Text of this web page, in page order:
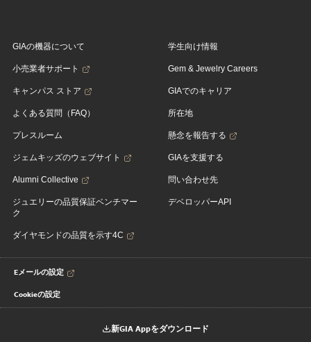
GIAの機器について
小売業者サポート
キャンパス ストア
よくある質問（FAQ）
プレスルーム
ジェムキッズのウェブサイト
Alumni Collective
ジュエリーの品質保証ベンチマー
ク
ダイヤモンドの品質を示す4C
学生向け情報
Gem & Jewelry Careers
GIAでのキャリア
所在地
懸念を報告する
GIAを支援する
問い合わせ先
デベロッパーAPI
Eメールの設定
Cookieの設定
新GIA Appをダウンロード